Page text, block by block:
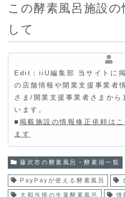
この酵素風呂施設の
して
Edit：iiU編集部 当サイトに
の店舗情報や開業支援事業者
さま/開業支援事業者さまから
います。
■掲載施設の情報修正依頼は
ます
藤沢市の酵素風呂・酵素浴一覧
PayPayが使える酵素風呂
大和当帰の生葉酵素風呂 情